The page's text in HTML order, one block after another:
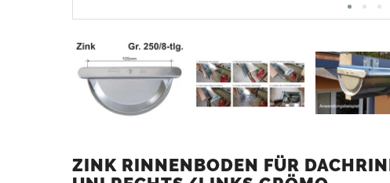
ZINK RINNENBODEN FÜR